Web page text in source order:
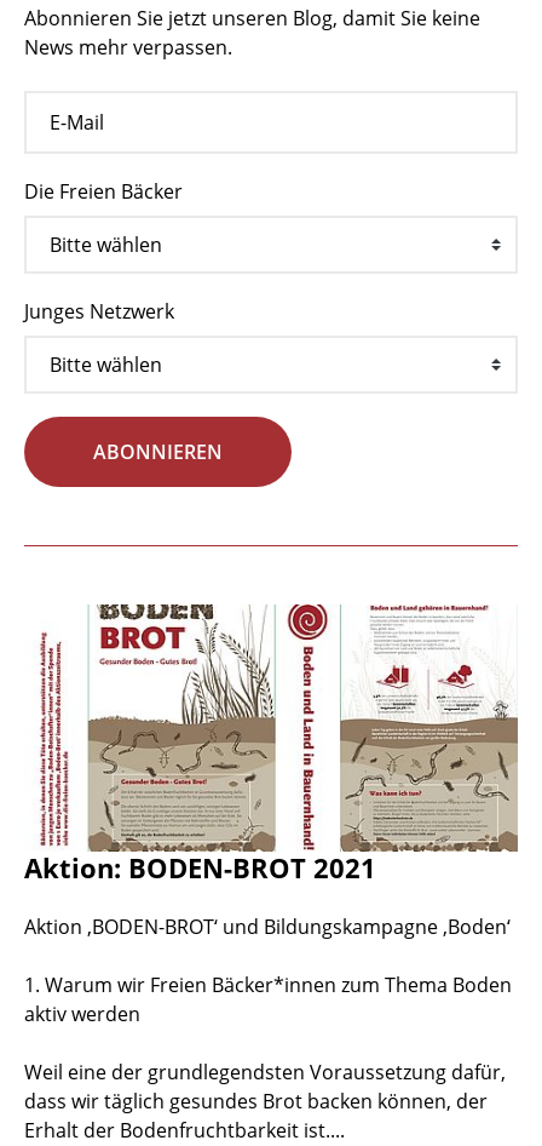
Abonnieren Sie jetzt unseren Blog, damit Sie keine
News mehr verpassen.
Die Freien Bäcker
Junges Netzwerk
ABONNIEREN
Aktion: BODEN-BROT 2021
Aktion ‚BODEN-BROT‘ und Bildungskampagne ‚Boden‘
1. Warum wir Freien Bäcker*innen zum Thema Boden
aktiv werden
Weil eine der grundlegendsten Voraussetzung dafür,
dass wir täglich gesundes Brot backen können, der
Erhalt der Bodenfruchtbarkeit ist....